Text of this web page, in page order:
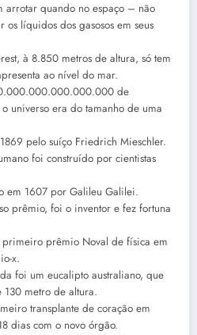
arrotar quando no espaço – não
líquidos dos gasosos em seus
à 8.850 metros de altura, só tem
ao nível do mar.
de
universo era do tamanho de uma
pelo suíço Friedrich Mieschler.
foi construído por cientistas
em 1607 por Galileu Galilei.
prêmio, foi o inventor e fez fortuna
prêmio Noval de física em
x.
foi um eucalipto australiano, que
metro de altura.
transplante de coração em
dias com o novo órgão.